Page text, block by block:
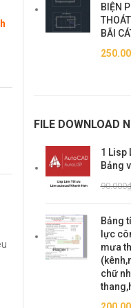
BIỆN
BÃI
FILE DOWNLOAD
1 Lisp
Bảng
90.000₫
Bảng
lực
mưa
chữ